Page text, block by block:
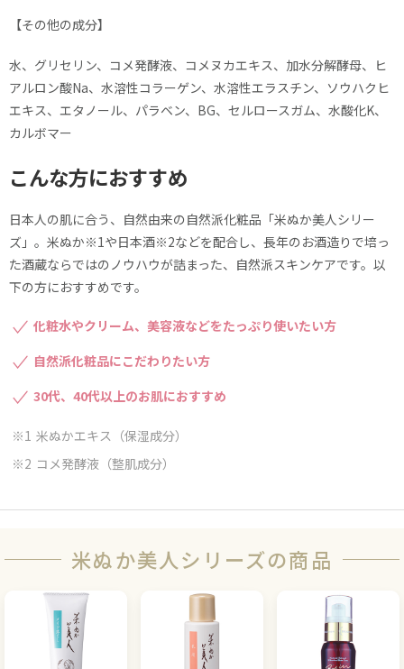
【その他の成分】
水、グリセリン、コメ発酵液、コメヌカエキス、加水分解酵母、ヒ
アルロン酸Na、水溶性コラーゲン、水溶性エラスチン、ソウハクヒ
エキス、エタノール、パラベン、BG、セルロースガム、水酸化K、
カルボマー
こんな方におすすめ
日本人の肌に合う、自然由来の自然派化粧品「米ぬか美人シリー
ズ」。米ぬか※1や日本酒※2などを配合し、長年のお酒造りで培っ
た酒蔵ならではのノウハウが詰まった、自然派スキンケアです。以
下の方におすすめです。
化粧水やクリーム、美容液などをたっぷり使いたい方
自然派化粧品にこだわりたい方
30代、40代以上のお肌におすすめ
米ぬかエキス（保湿成分）
コメ発酵液（整肌成分）
米ぬか美人シリーズの商品